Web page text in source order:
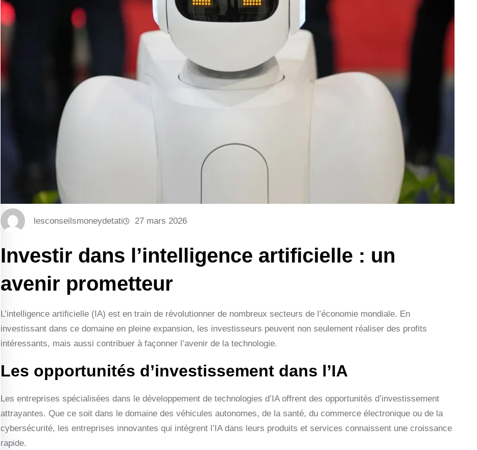
lesconseilsmoneydetati 27 mars 2026
Investir dans l’intelligence artificielle : un
avenir prometteur
L’intelligence artificielle (IA) est en train de révolutionner de nombreux secteurs de l’économie mondiale. En
investissant dans ce domaine en pleine expansion, les investisseurs peuvent non seulement réaliser des profits
intéressants, mais aussi contribuer à façonner l’avenir de la technologie.
Les opportunités d’investissement dans l’IA
Les entreprises spécialisées dans le développement de technologies d’IA offrent des opportunités d’investissement
attrayantes. Que ce soit dans le domaine des véhicules autonomes, de la santé, du commerce électronique ou de la
cybersécurité, les entreprises innovantes qui intègrent l’IA dans leurs produits et services connaissent une croissance
rapide.